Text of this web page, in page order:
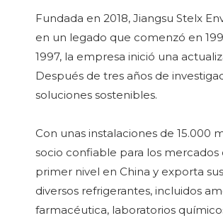
Fundada en 2018, Jiangsu Stelx
en un legado que comenzó en
1997, la empresa inició una
Después de tres años de
soluciones sostenibles.
Con unas instalaciones de 15.000
socio confiable para los
primer nivel en China y exporta
diversos refrigerantes, incluidos
farmacéutica, laboratorios